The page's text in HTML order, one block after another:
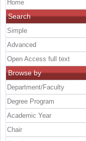
Home
Search
Simple
Advanced
Open Access full text
Browse by
Department/Faculty
Degree Program
Academic Year
Chair